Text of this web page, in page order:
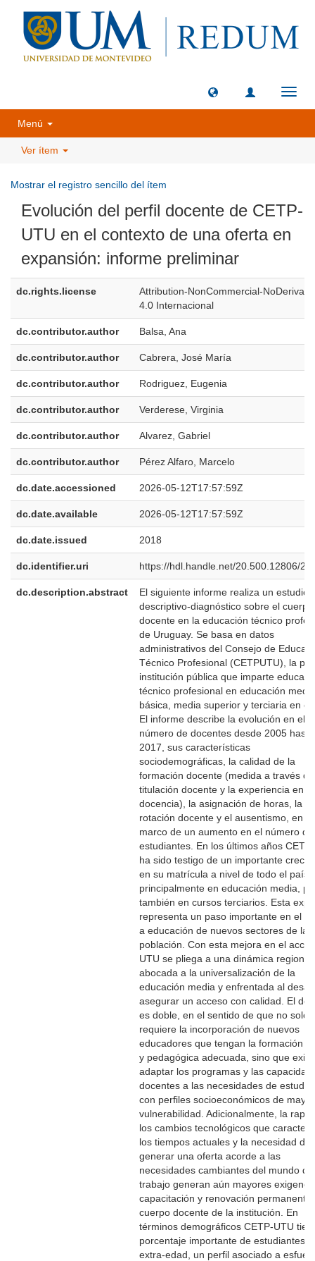
Menú
Ver ítem
Mostrar el registro sencillo del ítem
Evolución del perfil docente de CETP-
UTU en el contexto de una oferta en
expansión: informe preliminar
dc.rights.license
Attribution-NonCommercial-
4.0 Internacional
dc.contributor.author Balsa, Ana
dc.contributor.author Cabrera, José María
dc.contributor.author Rodriguez, Eugenia
dc.contributor.author Verderese, Virginia
dc.contributor.author Alvarez, Gabriel
dc.contributor.author Pérez Alfaro, Marcelo
dc.date.accessioned 2026-05-12T17:57:59Z
dc.date.available 2026-05-12T17:57:59Z
dc.date.issued 2018
dc.identifier.uri https://hdl.handle.net/20.500.12806/
dc.description.abstract
El siguiente informe realiza un estudio
descriptivo-diagnóstico sobre el cuerpo
docente en la educación técnico
de Uruguay. Se basa en datos
administrativos del Consejo de
Técnico Profesional (CETPUTU), la
institución pública que imparte
técnico profesional en educación media
básica, media superior y terciaria en el
El informe describe la evolución en el
número de docentes desde 2005 hasta
2017, sus características
sociodemográficas, la calidad de la
formación docente (medida a través
titulación docente y la experiencia en la
docencia), la asignación de horas, la
rotación docente y el ausentismo, en el
marco de un aumento en el número de
estudiantes. En los últimos años
ha sido testigo de un importante
en su matrícula a nivel de todo el país,
principalmente en educación media,
también en cursos terciarios. Esta
representa un paso importante en el
a educación de nuevos sectores de la
población. Con esta mejora en el
UTU se pliega a una dinámica regional
abocada a la universalización de la
educación media y enfrentada al
asegurar un acceso con calidad. El
es doble, en el sentido de que no solo
requiere la incorporación de nuevos
educadores que tengan la formación
y pedagógica adecuada, sino que
adaptar los programas y las
docentes a las necesidades de
con perfiles socioeconómicos de mayor
vulnerabilidad. Adicionalmente, la
los cambios tecnológicos que
los tiempos actuales y la necesidad de
generar una oferta acorde a las
necesidades cambiantes del mundo del
trabajo generan aún mayores
capacitación y renovación permanente
cuerpo docente de la institución. En
términos demográficos CETP-UTU
porcentaje importante de estudiantes
extra-edad, un perfil asociado a